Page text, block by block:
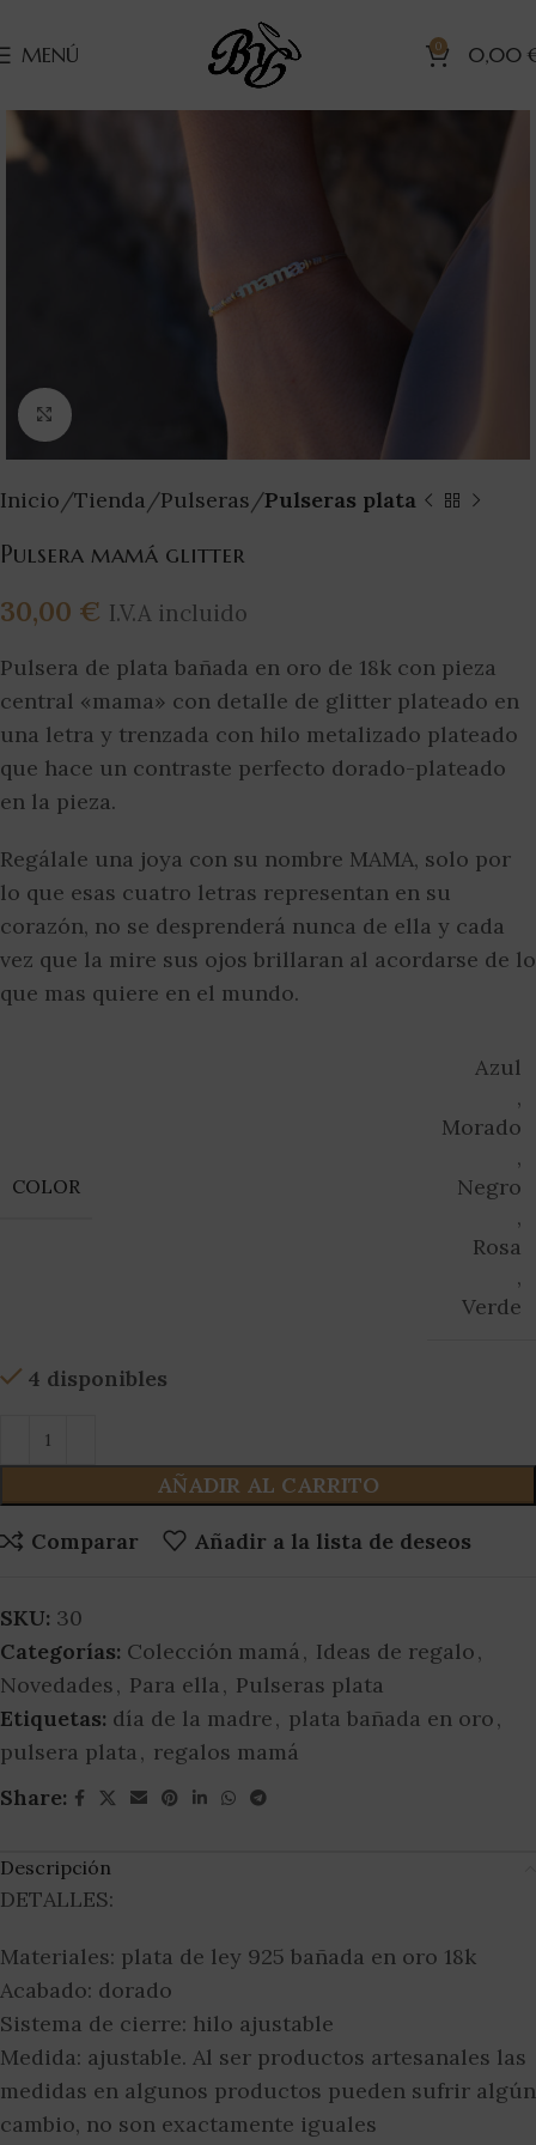
MENÚ 0 0,00
Clic para ampliar
Inicio Tienda Pulseras Pulseras plata
Pulsera mamá glitter
30,00 € I.V.A incluido
Pulsera de plata bañada en oro de 18k con pieza
central «mama» con detalle de glitter plateado en
una letra y trenzada con hilo metalizado plateado
que hace un contraste perfecto dorado-plateado
en la pieza.
Regálale una joya con su nombre MAMA, solo por
lo que esas cuatro letras representan en su
corazón, no se desprenderá nunca de ella y cada
vez que la mire sus ojos brillaran al acordarse de lo
que mas quiere en el mundo.
COLOR
Azul
,
Morado
,
Negro
,
Rosa
,
Verde
4 disponibles
AÑADIR AL CARRITO
Comparar Añadir a la lista de deseos
SKU: 30
Categorías: Colección mamá, Ideas de regalo,
Novedades, Para ella, Pulseras plata
Etiquetas: día de la madre, plata bañada en oro,
pulsera plata, regalos mamá
Share:
Descripción
DETALLES:
Materiales: plata de ley 925 bañada en oro 18k
Acabado: dorado
Sistema de cierre: hilo ajustable
Medida: ajustable. Al ser productos artesanales las
medidas en algunos productos pueden sufrir algún
cambio, no son exactamente iguales